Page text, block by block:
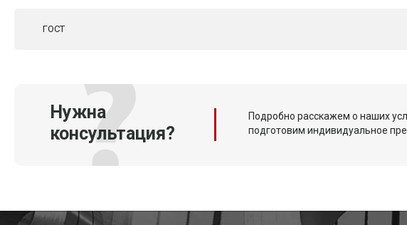
ГОСТ
Нужна
консультация?
Подробно расскажем о наших
подготовим индивидуальное